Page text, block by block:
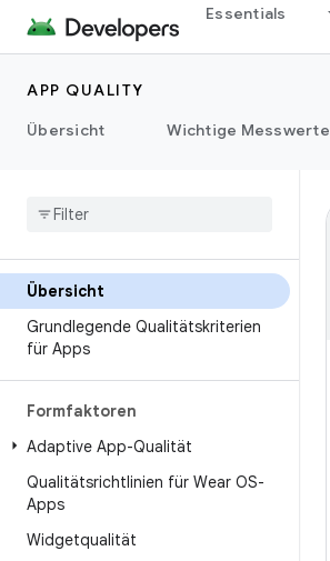
Essentials
APP QUALITY
Übersicht
Wichtige Messwerte
Übersicht
Grundlegende Qualitätskriterien
für Apps
Formfaktoren
Adaptive App-Qualität
Qualitätsrichtlinien für Wear OS-
Apps
Widgetqualität